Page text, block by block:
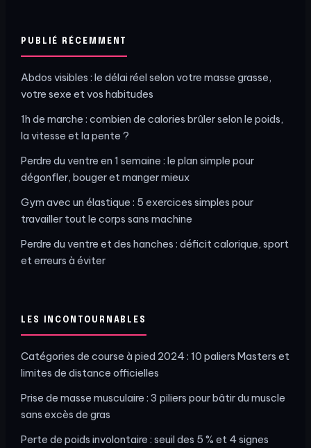
PUBLIÉ RÉCEMMENT
Abdos visibles : le délai réel selon votre masse grasse,
votre sexe et vos habitudes
1h de marche : combien de calories brûler selon le poids,
la vitesse et la pente ?
Perdre du ventre en 1 semaine : le plan simple pour
dégonfler, bouger et manger mieux
Gym avec un élastique : 5 exercices simples pour
travailler tout le corps sans machine
Perdre du ventre et des hanches : déficit calorique, sport
et erreurs à éviter
LES INCONTOURNABLES
Catégories de course à pied 2024 : 10 paliers Masters et
limites de distance officielles
Prise de masse musculaire : 3 piliers pour bâtir du muscle
sans excès de gras
Perte de poids involontaire : seuil des 5 % et 4 signes